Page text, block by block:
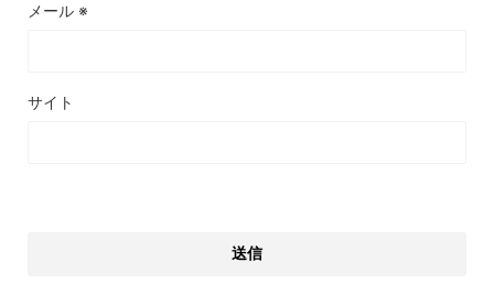
メール ※
サイト